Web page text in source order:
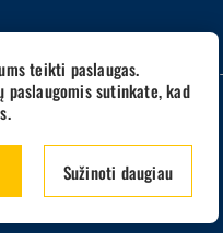
teikti paslaugas.
paslaugomis sutinkate, kad
Sužinoti daugiau